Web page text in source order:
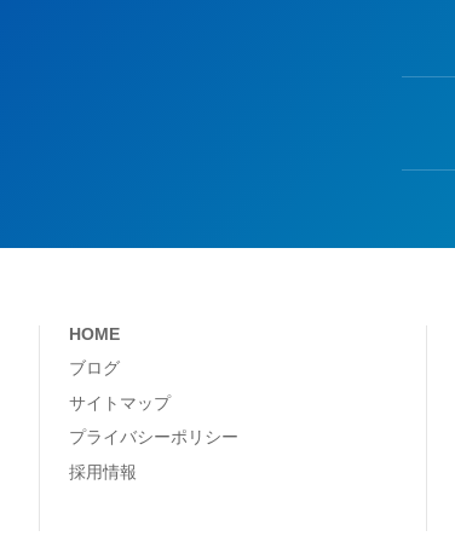
HOME
ブログ
サイトマップ
プライバシーポリシー
採用情報